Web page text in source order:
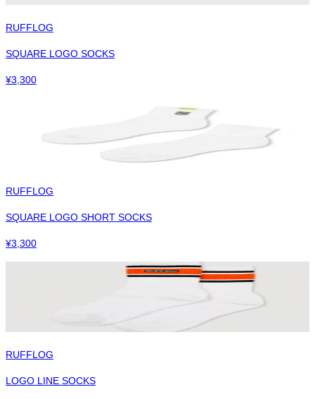
RUFFLOG
SQUARE LOGO SOCKS
¥3,300
RUFFLOG
SQUARE LOGO SHORT SOCKS
¥3,300
RUFFLOG
LOGO LINE SOCKS